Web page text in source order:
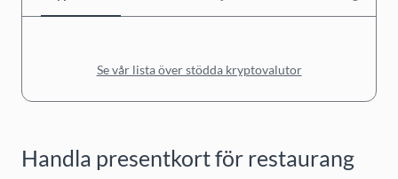
Se vår lista över stödda kryptovalutor
Handla presentkort för restaurang